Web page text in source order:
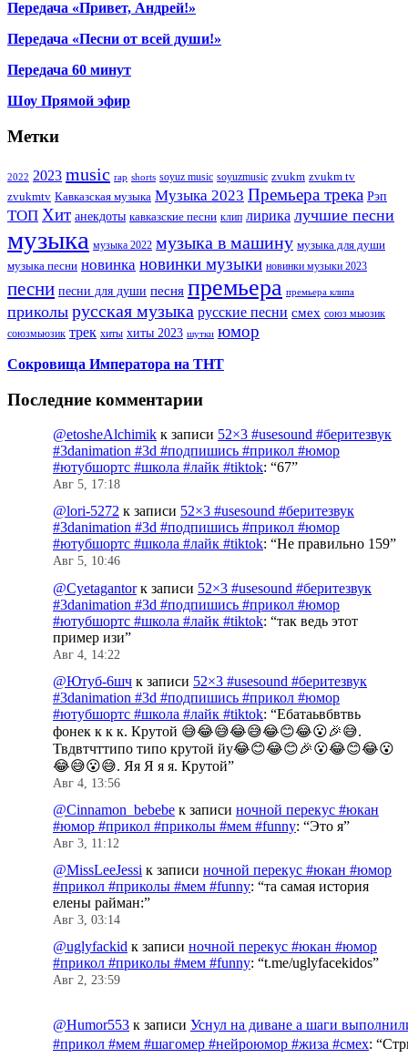
Передача «Привет, Андрей!»
Передача «Песни от всей души!»
Передача 60 минут
Шоу Прямой эфир
Метки
2022 2023 music rap shorts soyuz music soyuzmusic zvukm zvukm tv
zvukmtv Кавказская музыка Музыка 2023 Премьера трека Рэп
ТОП Хит анекдоты кавказские песни клип лирика лучшие песни
музыка музыка 2022 музыка в машину музыка для души
музыка песни новинка новинки музыки новинки музыки 2023
песни песни для души песня премьера премьера клипа
приколы русская музыка русские песни смех союз мьюзик
союзмьюзик трек хиты хиты 2023 шутки юмор
Сокровища Императора на ТНТ
Последние комментарии
@etosheAlchimik к записи 52×3 #usesound #беритезвук
#3danimation #3d #подпишись #прикол #юмор
#ютубшортс #школа #лайк #tiktok: “67”
Авг 5, 17:18
@lori-5272 к записи 52×3 #usesound #беритезвук
#3danimation #3d #подпишись #прикол #юмор
#ютубшортс #школа #лайк #tiktok: “Не правильно 159”
Авг 5, 10:46
@Cyetagantorк записи 52×3 #usesound #беритезвук
#3danimation #3d #подпишись #прикол #юмор
#ютубшортс #школа #лайк #tiktok: “так ведь этот
пример изи”
Авг 4, 14:22
@Ютуб-6шч к записи 52×3 #usesound #беритезвук
#3danimation #3d #подпишись #прикол #юмор
#ютубшортс #школа #лайк #tiktok: “Ебатаьвбвтвь
фонек к к к. Крутой 😅😂😅😂😅😂😊😂😮🎉😅.
Твдвтчттипо типо крутой йу😂😊😂😊🎉😮😂😊😂😮
😂😅😮😅. Яя Я я я. Крутой”
Авг 4, 13:56
@Cinnamon_bebebe к записи ночной перекус #юкан
#юмор #прикол #приколы #мем #funny: “Это я”
Авг 3, 11:12
@MissLeeJessi к записи ночной перекус #юкан #юмор
#прикол #приколы #мем #funny: “та самая история
елены райман:”
Авг 3, 03:14
@uglyfackid к записи ночной перекус #юкан #юмор
#прикол #приколы #мем #funny: “t.me/uglyfacekidos”
Авг 2, 23:59
@Humor553 к записи Уснул на диване а шаги
#прикол #мем #шагомер #нейроюмор #жиза #смех: “